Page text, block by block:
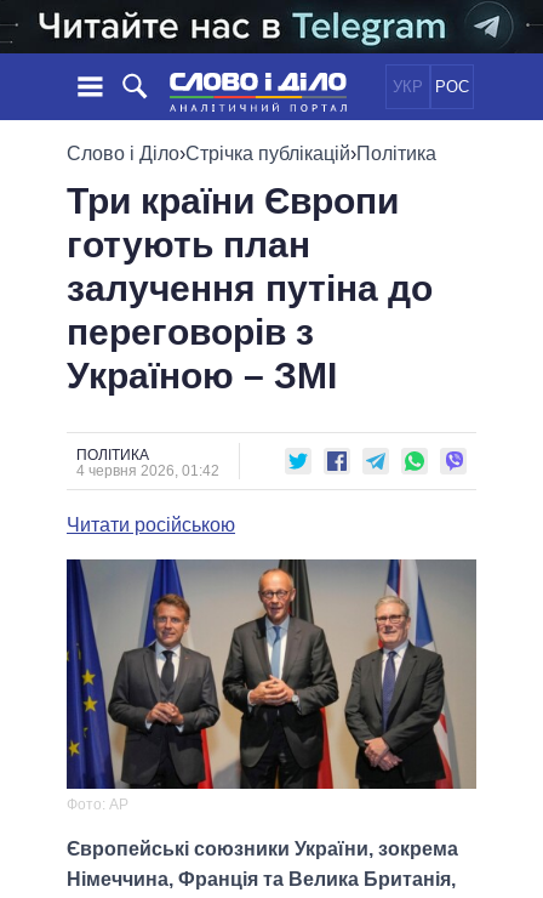
УКР РОС
НОВИНИ
СТРІЧКА
ПОДІЇ
СТАТТІ
ДУМКИ
ОГЛЯДИ
ДАЙДЖЕСТИ
ПОЛІТИКА
ЕКОНОМІКА
СУСПІЛЬСТВО
СВІТ
ОБIЦЯНКИ
ПОЛIТИКИ
УСІ ПОЛІТИКИ
ПРЕЗИДЕНТ І ОФІС
ВЕРХОВНА РАДА
ГОЛОВИ ОБЛАДМІНІСТРАЦІЙ
МЕРИ МІСТ
ВСІ ПЕРСОНИ
ІНФОГРАФІКА
ВІДЕО
ПОРІВНЯННЯ ПОЛІТИКІВ
Слово і Діло›Стрічка публікацій›Політика
Три країни Європи
готують план
залучення путіна до
переговорів з
Україною – ЗМІ
ПОЛІТИКА
4 червня 2026, 01:42
Читати російською
Фото: AP
Європейські союзники України, зокрема
Німеччина, Франція та Велика Британія,